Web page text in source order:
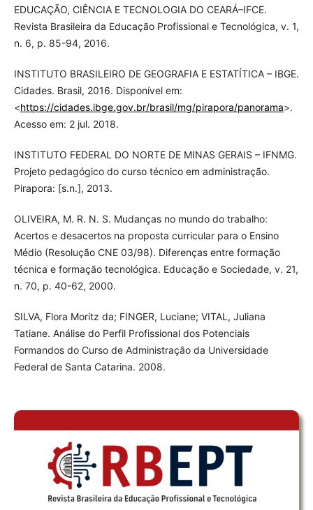
EDUCAÇÃO, CIÊNCIA E TECNOLOGIA DO CEARÁ–IFCE.
Revista Brasileira da Educação Profissional e Tecnológica, v. 1,
n. 6, p. 85-94, 2016.
INSTITUTO BRASILEIRO DE GEOGRAFIA E ESTATÍTICA – IBGE.
Cidades. Brasil, 2016. Disponível em:
<https://cidades.ibge.gov.br/brasil/mg/pirapora/panorama>.
Acesso em: 2 jul. 2018.
INSTITUTO FEDERAL DO NORTE DE MINAS GERAIS – IFNMG.
Projeto pedagógico do curso técnico em administração.
Pirapora: [s.n.], 2013.
OLIVEIRA, M. R. N. S. Mudanças no mundo do trabalho:
Acertos e desacertos na proposta curricular para o Ensino
Médio (Resolução CNE 03/98). Diferenças entre formação
técnica e formação tecnológica. Educação e Sociedade, v. 21,
n. 70, p. 40-62, 2000.
SILVA, Flora Moritz da; FINGER, Luciane; VITAL, Juliana
Tatiane. Análise do Perfil Profissional dos Potenciais
Formandos do Curso de Administração da Universidade
Federal de Santa Catarina. 2008.